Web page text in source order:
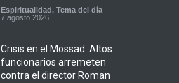
Espiritualidad, Tema del día
7 agosto 2026
Crisis en el Mossad: Altos
funcionarios arremeten
contra el director Roman